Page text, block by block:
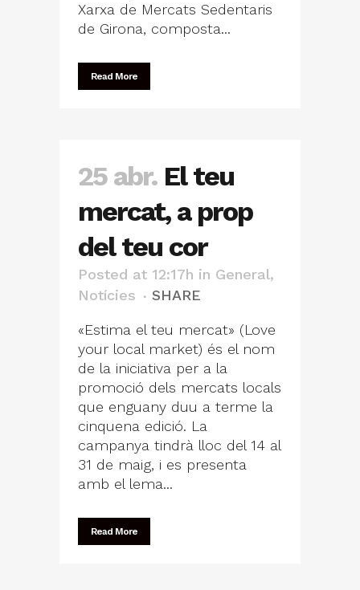
Xarxa de Mercats Sedentaris
de Girona, composta...
Read More
25 abr. El teu
mercat, a prop
del teu cor
Posted at 12:17h in General,
Notícies
SHARE
«Estima el teu mercat» (Love
your local market) és el nom
de la iniciativa per a la
promoció dels mercats locals
que enguany duu a terme la
cinquena edició. La
campanya tindrà lloc del 14 al
31 de maig, i es presenta
amb el lema...
Read More